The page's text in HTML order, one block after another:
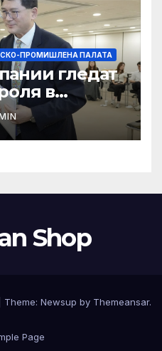
ПРОМИШЛЕНА ПАЛАТА
гледат
в
Shop
Theme: Newsup by Themeansar.
Page